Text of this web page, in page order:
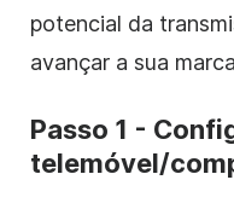
potencial da
avançar a sua
Passo 1 -
telemóvel/